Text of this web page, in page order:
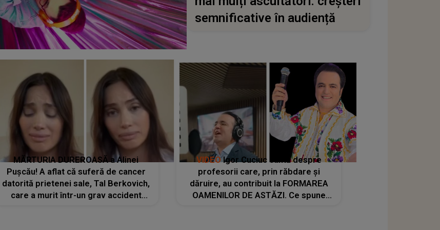
semnificative în audiență
MĂRTURIA DUREROASĂ a Alinei
Pușcău! A aflat că suferă de cancer
datorită prietenei sale, Tal Berkovich,
care a murit într-un grav accident
VIDEOIgor Cuciuc cântă despre
profesorii care, prin răbdare și
dăruire, au contribuit la FORMAREA
OAMENILOR DE ASTĂZI. Ce spune